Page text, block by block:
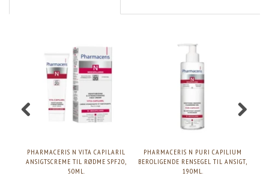
PHARMACERIS N VITA CAPILARIL
ANSIGTSCREME TIL RØDME SPF20,
50ML.
PHARMACERIS N PURI CAPILIUM
BEROLIGENDE RENSEGEL TIL ANSIGT,
190ML.